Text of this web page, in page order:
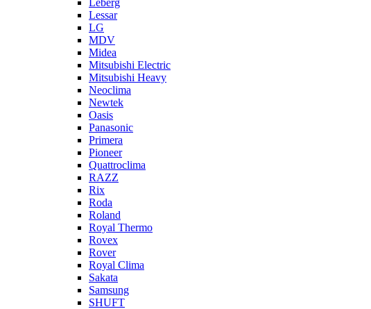
Leberg
Lessar
LG
MDV
Midea
Mitsubishi Electric
Mitsubishi Heavy
Neoclima
Newtek
Oasis
Panasonic
Primera
Pioneer
Quattroclima
RAZZ
Rix
Roda
Roland
Royal Thermo
Rovex
Rover
Royal Clima
Sakata
Samsung
SHUFT